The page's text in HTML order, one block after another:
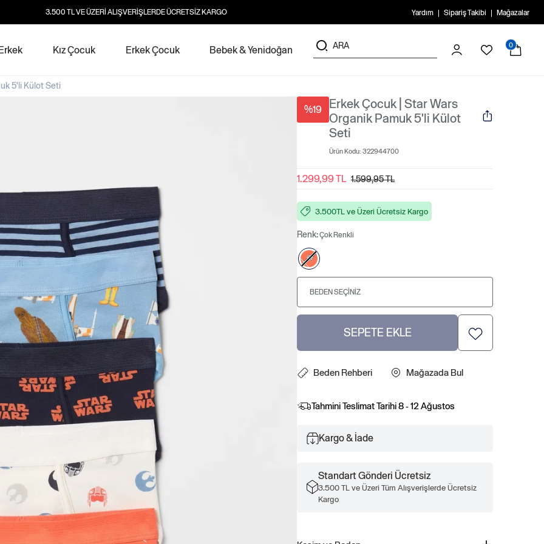
3.500 TL VE ÜZERİ ALIŞVERİŞLERDE ÜCRETSİZ KARGO Yardım Sipariş Takibi Mağazalar
Kız Çocuk Erkek Çocuk Bebek & Yenidoğan 0
5'li Külot Seti
%19
Erkek Çocuk | Star Wars
Organik Pamuk 5'li Külot
Seti
Ürün Kodu: 322944700
1.299,99 TL 1.599,95 TL
3.500TL ve Üzeri Ücretsiz Kargo
Renk:Çok Renkli
BEDEN SEÇINIZ
SEPETE EKLE
Beden Rehberi Mağazada Bul
Tahmini Teslimat Tarihi8 - 12 Ağustos
Kargo & İade
Standart Gönderi Ücretsiz
3.500 TL ve Üzeri Tüm Alışverişlerde Ücretsiz
Kargo